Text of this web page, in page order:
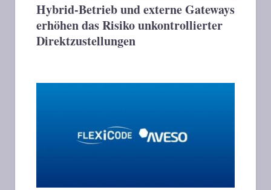
Hybrid-Betrieb und externe Gateways
erhöhen das Risiko unkontrollierter
Direktzustellungen